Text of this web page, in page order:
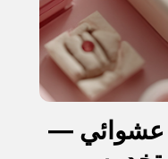
عشوائي —